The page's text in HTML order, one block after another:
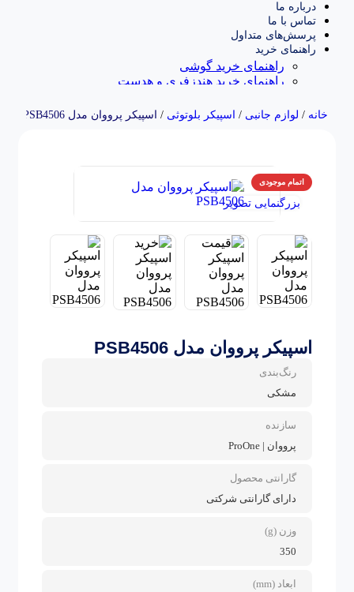
درباره ما
تماس با ما
پرسش‌های متداول
راهنمای خرید
راهنمای خرید گوشی
راهنمای خرید هندزفری و هدست
خانه / لوازم جانبی / اسپیکر بلوتوثی / اسپیکر پرووان مدل PSB4506
اتمام موجودی
بزرگنمایی تصویر
اسپیکر پرووان مدل PSB4506
رنگ‌بندی
مشکی
سازنده
پرووان | ProOne
گارانتی محصول
دارای گارانتی شرکتی
وزن (g)
350
ابعاد (mm)